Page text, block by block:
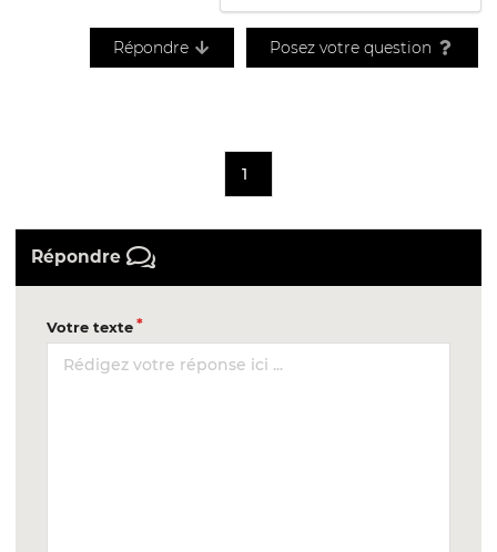
Répondre Posez votre question
1
Répondre
Votre texte